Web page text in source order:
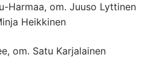
Harmaa, om. Juuso Lyttinen
Heikkinen
om. Satu Karjalainen